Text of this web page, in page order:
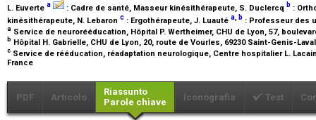
L. Euverte a : Cadre de santé, Masseur kinésithérapeute, S. Duclercq b :
kinésithérapeute, N. Lebaron c : Ergothérapeute, J. Luauté a b : Professeur des
a Service de neurorééducation, Hôpital P. Wertheimer, CHU de Lyon, 57,
b Hôpital H. Gabrielle, CHU de Lyon, 20, route de Vourles, 69230 Saint-Genis-
c Service de rééducation, réadaptation neurologique, Centre hospitalier L.
France
PDF Articolo
Riassunto
Parole chiave
Iconografia Test